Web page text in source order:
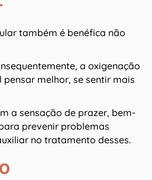
também é benéfica não
a oxigenação
melhor, se sentir mais
a sensação de prazer, bem-
prevenir problemas
no tratamento desses.